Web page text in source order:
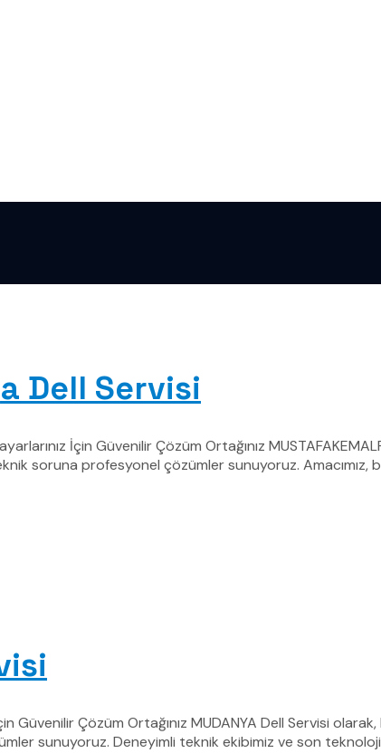
Dell Servisi
İçin Güvenilir Çözüm Ortağınız
soruna profesyonel çözümler sunuyoruz.
Güvenilir Çözüm Ortağınız MUDANYA Dell Servisi
sunuyoruz. Deneyimli teknik ekibimiz ve son teknoloji